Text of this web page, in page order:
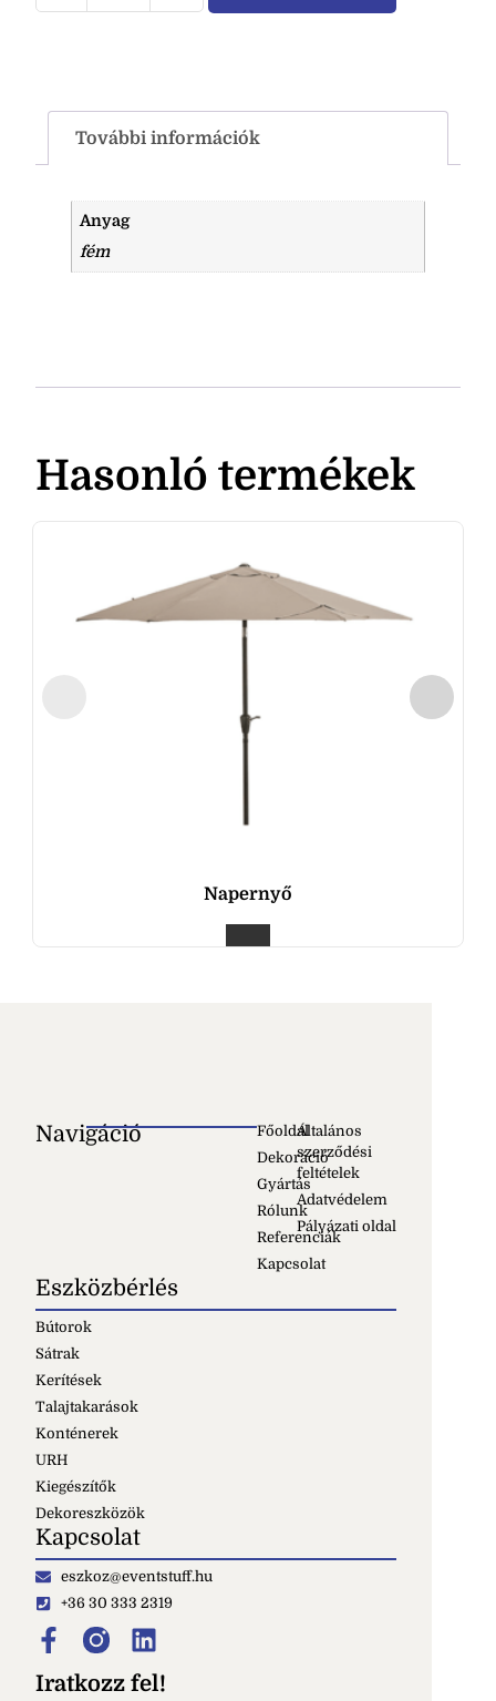
További információk
Anyag
fém
Hasonló termékek
Napernyő
Navigáció
Főoldal
Dekoráció
Gyártás
Rólunk
Referenciák
Kapcsolat
Általános
szerződési
feltételek
Adatvédelem
Pályázati oldal
Eszközbérlés
Bútorok
Sátrak
Kerítések
Talajtakarások
Konténerek
URH
Kiegészítők
Dekoreszközök
Kapcsolat
eszkoz@eventstuff.hu
+36 30 333 2319
Iratkozz fel!